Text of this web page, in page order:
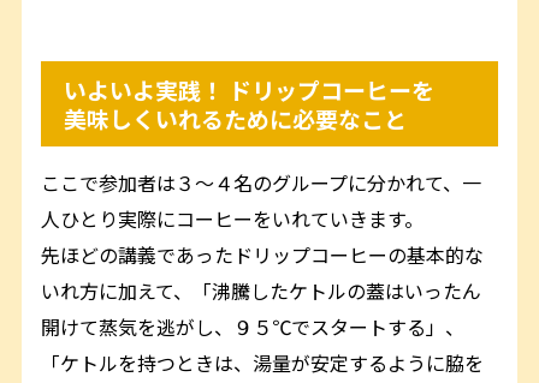
いよいよ実践！ ドリップコーヒーを
美味しくいれるために必要なこと
ここで参加者は３～４名のグループに分かれて、一
人ひとり実際にコーヒーをいれていきます。
先ほどの講義であったドリップコーヒーの基本的な
いれ方に加えて、「沸騰したケトルの蓋はいったん
開けて蒸気を逃がし、９５℃でスタートする」、
「ケトルを持つときは、湯量が安定するように脇を